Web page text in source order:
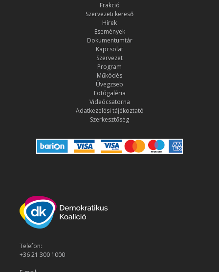
Frakció
Szervezeti kereső
Hírek
Események
Dokumentumtár
Kapcsolat
Szervezet
Program
Működés
Üvegzseb
Fotógaléria
Videócsatorna
Adatkezelési tájékoztató
Szerkesztőség
Telefon:
+36 21 300 1000